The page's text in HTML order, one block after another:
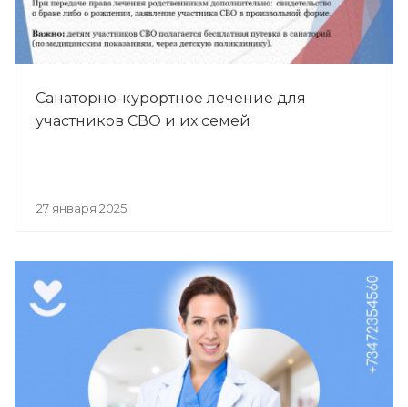
Санаторно-курортное лечение для
участников СВО и их семей
27 января 2025